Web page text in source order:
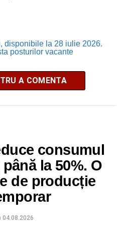
disponibile la 28 iulie 2026.
posturilor vacante
A COMENTA
consumul
la 50%. O
de producție
04.08.2026